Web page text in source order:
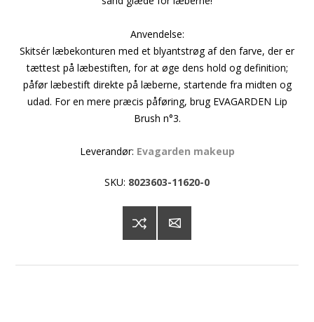
Anvendelse:
Skitsér læbekonturen med et blyantstrøg af den farve, der er
tættest på læbestiften, for at øge dens hold og definition;
påfør læbestift direkte på læberne, startende fra midten og
udad. For en mere præcis påføring, brug EVAGARDEN Lip
Brush n°3.
Leverandør: Evagarden makeup
SKU: 8023603-11620-0